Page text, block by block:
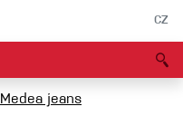
CZ
Medea jeans